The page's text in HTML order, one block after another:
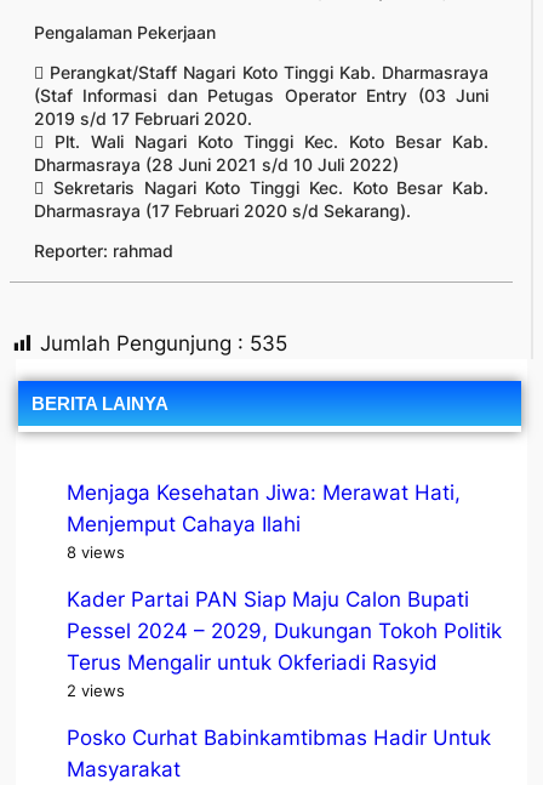
Pengalaman Pekerjaan
 Perangkat/Staff Nagari Koto Tinggi Kab. Dharmasraya
(Staf Informasi dan Petugas Operator Entry (03 Juni
2019 s/d 17 Februari 2020.
 Plt. Wali Nagari Koto Tinggi Kec. Koto Besar Kab.
Dharmasraya (28 Juni 2021 s/d 10 Juli 2022)
 Sekretaris Nagari Koto Tinggi Kec. Koto Besar Kab.
Dharmasraya (17 Februari 2020 s/d Sekarang).
Reporter: rahmad
Jumlah Pengunjung : 535
BERITA LAINYA
Menjaga Kesehatan Jiwa: Merawat Hati,
Menjemput Cahaya Ilahi
8 views
Kader Partai PAN Siap Maju Calon Bupati
Pessel 2024 – 2029, Dukungan Tokoh Politik
Terus Mengalir untuk Okferiadi Rasyid
2 views
Posko Curhat Babinkamtibmas Hadir Untuk
Masyarakat